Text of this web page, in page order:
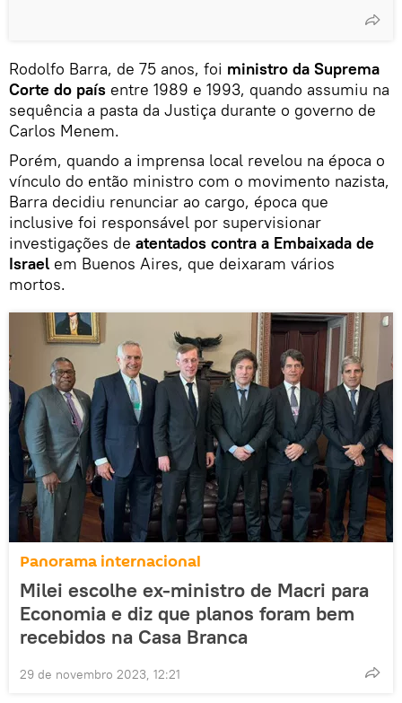
Rodolfo Barra, de 75 anos, foi ministro da Suprema
Corte do país entre 1989 e 1993, quando assumiu na
sequência a pasta da Justiça durante o governo de
Carlos Menem.
Porém, quando a imprensa local revelou na época o
vínculo do então ministro com o movimento nazista,
Barra decidiu renunciar ao cargo, época que
inclusive foi responsável por supervisionar
investigações de atentados contra a Embaixada de
Israel em Buenos Aires, que deixaram vários
mortos.
Panorama internacional
Milei escolhe ex-ministro de Macri para
Economia e diz que planos foram bem
recebidos na Casa Branca
29 de novembro 2023, 12:21